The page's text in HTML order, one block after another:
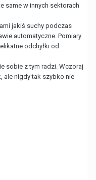
same w innych sektorach
jakiś suchy podczas
automatyczne. Pomiary
odchyłki od
sobie z tym radzi. Wczoraj
ale nigdy tak szybko nie